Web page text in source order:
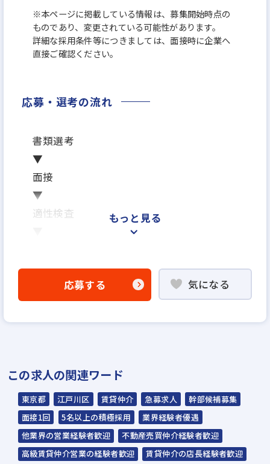
※本ページに掲載している情報は、募集開始時点の
ものであり、変更されている可能性があります。
詳細な採用条件等につきましては、面接時に企業へ
直接ご確認ください。
応募・選考の流れ
書類選考
▼
面接
▼
適性検査
※面接は場合により2回になる可能性がござ
※ご応募から内定までの期間は、2週間～1ヶ
月を予定しています
野球部 テニス部 忘年表彰式
もっと見る
応募する 気になる
この求人の関連ワード
東京都 江戸川区 賃貸仲介 急募求人
幹部候補募集
面接1回
5名以上の積極採用
業界経験者優遇
他業界の営業経験者歓迎
不動産売買仲介経験者歓迎
高級賃貸仲介営業の経験者歓迎
賃貸仲介の店長経験者歓迎